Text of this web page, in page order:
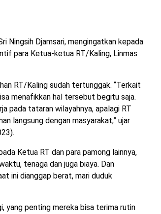
Ningsih Djamsari, mengingatkan kepada
para Ketua-ketua RT/Kaling, Linmas
RT/Kaling sudah tertunggak. “Terkait
menafikkan hal tersebut begitu saja.
pada tataran wilayahnya, apalagi RT
langsung dengan masyarakat,” ujar
Ketua RT dan para pamong lainnya,
tenaga dan juga biaya. Dan
ini dianggap berat, mari duduk
yang penting mereka bisa terima rutin